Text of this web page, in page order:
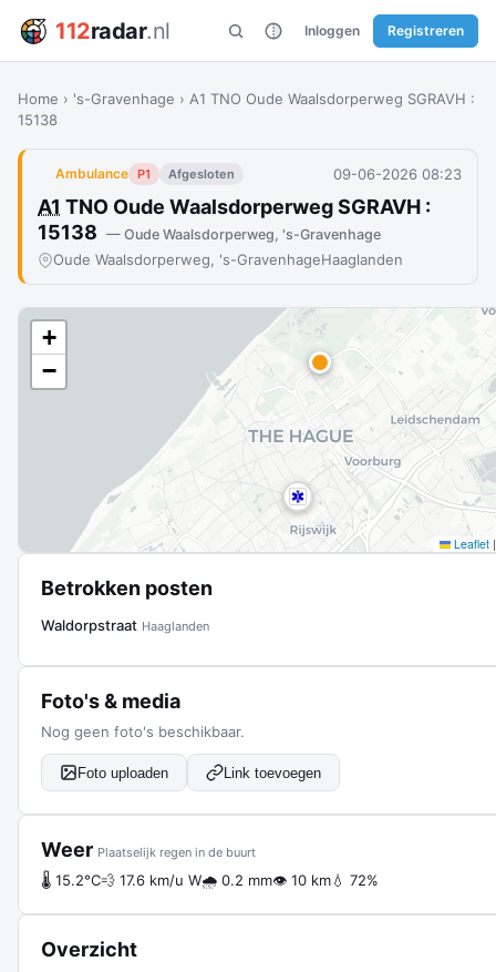
112radar.nl Inloggen Registreren
Home › 's-Gravenhage › A1 TNO Oude Waalsdorperweg SGRAVH :
15138
Ambulance P1 Afgesloten 09-06-2026 08:23
A1 TNO Oude Waalsdorperweg SGRAVH :
15138 — Oude Waalsdorperweg, 's-Gravenhage
Oude Waalsdorperweg, 's-GravenhageHaaglanden
+
−
Leaflet |
Betrokken posten
Waldorpstraat Haaglanden
Foto's & media
Nog geen foto's beschikbaar.
Foto uploaden Link toevoegen
Weer Plaatselijk regen in de buurt
🌡 15.2°C💨 17.6 km/u W🌧 0.2 mm👁 10 km💧 72%
Overzicht